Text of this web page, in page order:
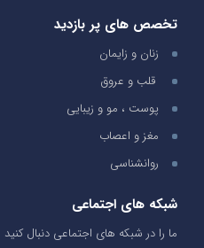
تخصص های پر بازدید
زنان و زایمان
قلب و عروق
پوست ، مو و زیبایی
مغز و اعصاب
روانشناسی
شبکه های اجتماعی
ما را در شبکه های اجتماعی دنبال کنید